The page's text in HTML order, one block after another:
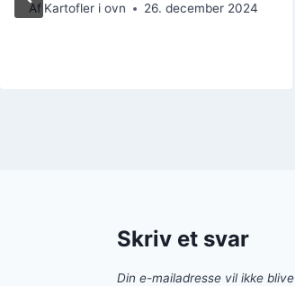
Af Kartofler i ovn 26. december 2024
Skriv et svar
Din e-mailadresse vil ikke